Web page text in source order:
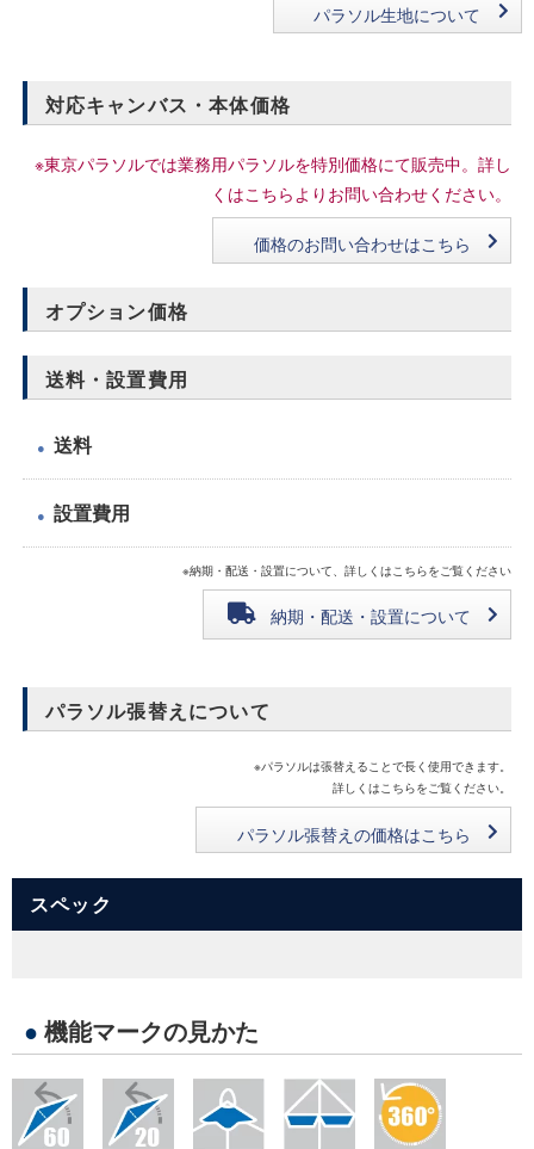
パラソル生地について
対応キャンバス・本体価格
※東京パラソルでは業務用パラソルを特別価格にて販売中。詳し
くはこちらよりお問い合わせください。
価格のお問い合わせはこちら
オプション価格
送料・設置費用
● 送料
● 設置費用
※納期・配送・設置について、詳しくはこちらをご覧ください
納期・配送・設置について
パラソル張替えについて
※パラソルは張替えることで長く使用できます。
詳しくはこちらをご覧ください。
パラソル張替えの価格はこちら
スペック
● 機能マークの見かた